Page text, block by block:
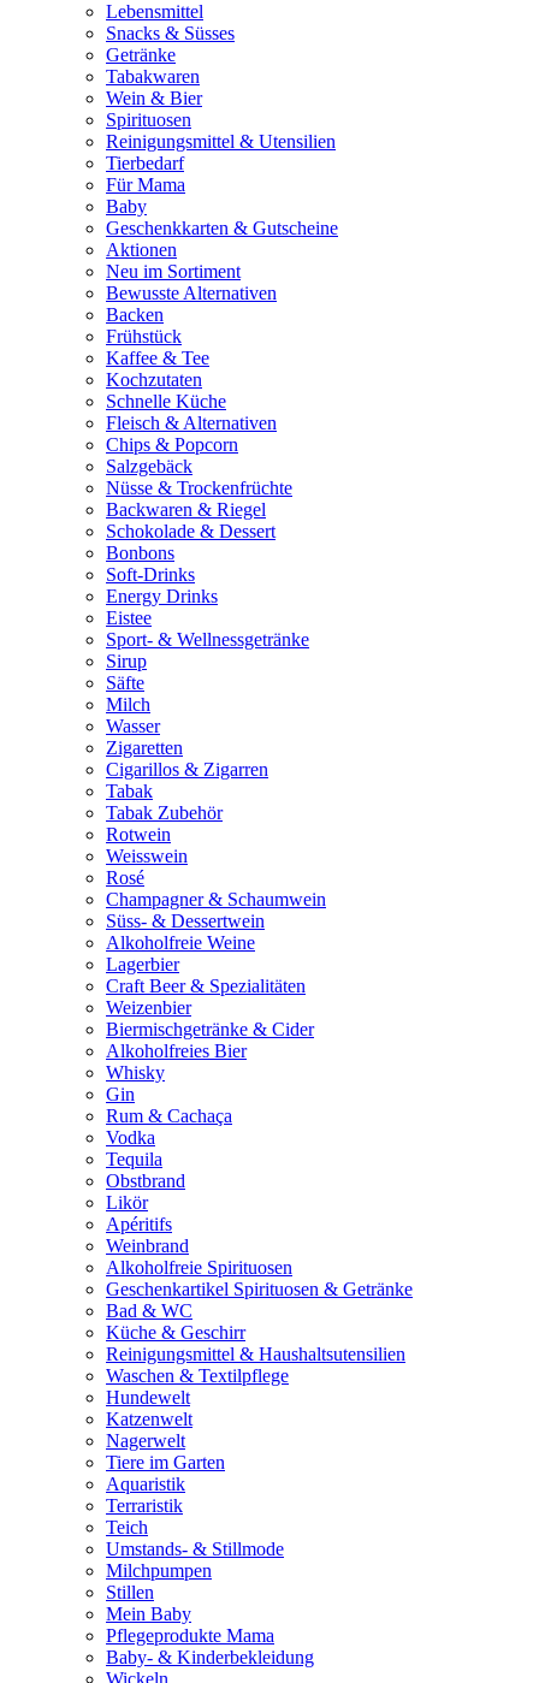
Lebensmittel
Snacks & Süsses
Getränke
Tabakwaren
Wein & Bier
Spirituosen
Reinigungsmittel & Utensilien
Tierbedarf
Für Mama
Baby
Geschenkkarten & Gutscheine
Aktionen
Neu im Sortiment
Bewusste Alternativen
Backen
Frühstück
Kaffee & Tee
Kochzutaten
Schnelle Küche
Fleisch & Alternativen
Chips & Popcorn
Salzgebäck
Nüsse & Trockenfrüchte
Backwaren & Riegel
Schokolade & Dessert
Bonbons
Soft-Drinks
Energy Drinks
Eistee
Sport- & Wellnessgetränke
Sirup
Säfte
Milch
Wasser
Zigaretten
Cigarillos & Zigarren
Tabak
Tabak Zubehör
Rotwein
Weisswein
Rosé
Champagner & Schaumwein
Süss- & Dessertwein
Alkoholfreie Weine
Lagerbier
Craft Beer & Spezialitäten
Weizenbier
Biermischgetränke & Cider
Alkoholfreies Bier
Whisky
Gin
Rum & Cachaça
Vodka
Tequila
Obstbrand
Likör
Apéritifs
Weinbrand
Alkoholfreie Spirituosen
Geschenkartikel Spirituosen & Getränke
Bad & WC
Küche & Geschirr
Reinigungsmittel & Haushaltsutensilien
Waschen & Textilpflege
Hundewelt
Katzenwelt
Nagerwelt
Tiere im Garten
Aquaristik
Terraristik
Teich
Umstands- & Stillmode
Milchpumpen
Stillen
Mein Baby
Pflegeprodukte Mama
Baby- & Kinderbekleidung
Wickeln